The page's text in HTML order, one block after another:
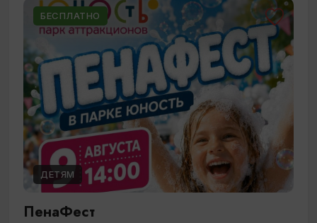
БЕСПЛАТНО
ДЕТЯМ
ПенаФест